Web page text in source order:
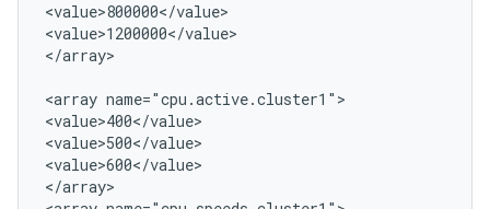
<value>800000</value>
<value>1200000</value>
</array>
<array name="cpu.active.cluster1">
<value>400</value>
<value>500</value>
<value>600</value>
</array>